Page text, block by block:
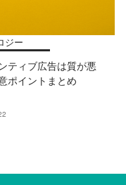
ジー
ティブ広告は質が悪
ポイントまとめ